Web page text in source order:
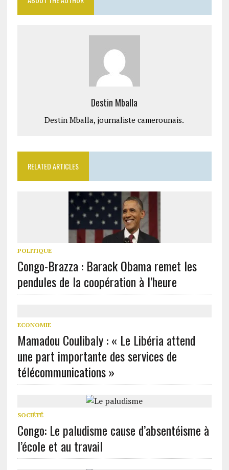
Destin Mballa
Destin Mballa, journaliste camerounais.
RELATED ARTICLES
POLITIQUE
Congo-Brazza : Barack Obama remet les
pendules de la coopération à l’heure
ECONOMIE
Mamadou Coulibaly : « Le Libéria attend
une part importante des services de
télécommunications »
SOCIÉTÉ
Congo: Le paludisme cause d’absentéisme à
l’école et au travail